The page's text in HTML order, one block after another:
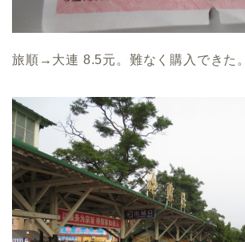
旅順→大連 8.5元。難なく購入できた。